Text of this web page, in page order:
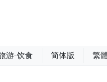
游-饮食 简体版 繁